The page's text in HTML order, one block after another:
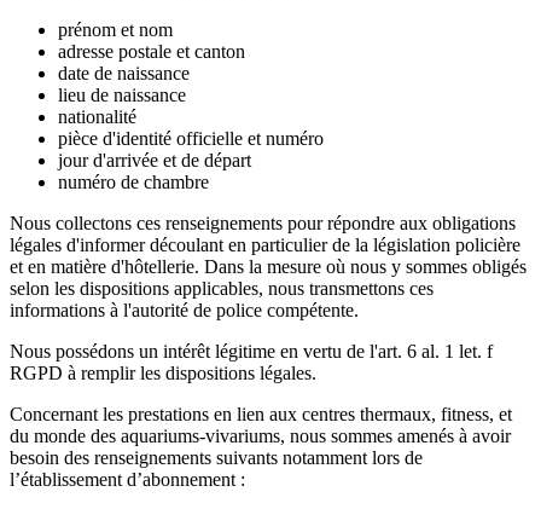
prénom et nom
adresse postale et canton
date de naissance
lieu de naissance
nationalité
pièce d'identité officielle et numéro
jour d'arrivée et de départ
numéro de chambre
Nous collectons ces renseignements pour répondre aux obligations
légales d'informer découlant en particulier de la législation policière
et en matière d'hôtellerie. Dans la mesure où nous y sommes obligés
selon les dispositions applicables, nous transmettons ces
informations à l'autorité de police compétente.
Nous possédons un intérêt légitime en vertu de l'art. 6 al. 1 let. f
RGPD à remplir les dispositions légales.
Concernant les prestations en lien aux centres thermaux, fitness, et
du monde des aquariums-vivariums, nous sommes amenés à avoir
besoin des renseignements suivants notamment lors de
l’établissement d’abonnement :